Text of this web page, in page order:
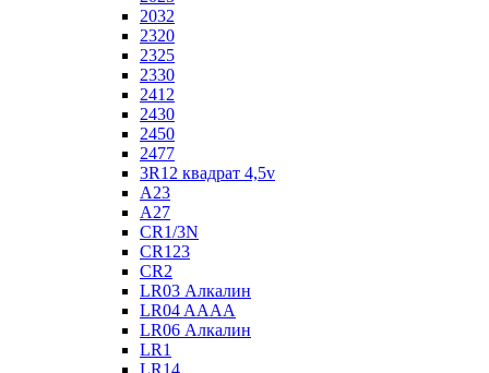
2032
2320
2325
2330
2412
2430
2450
2477
3R12 квадрат 4,5v
A23
A27
CR1/3N
CR123
CR2
LR03 Алкалин
LR04 AAAA
LR06 Алкалин
LR1
LR14